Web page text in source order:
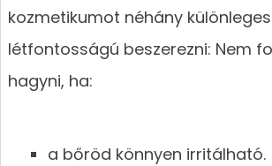
kozmetikumot néhány
létfontosságú beszerezni: Nem
hagyni, ha:
a bőröd könnyen irritálható.